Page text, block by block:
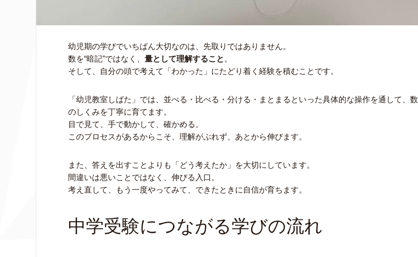
幼児期の学びでいちばん大切なのは、先取りではありません。
数を“暗記”ではなく、 量として理解すること 。
そして、自分の頭で考えて「わかった」にたどり着く経験を積むことです。
「幼児教室しばた」では、並べる・比べる・分ける・まとまるといった具体的な操作を通して、数
のしくみを丁寧に育てます。
目で見て、手で動かして、確かめる。
このプロセスがあるからこそ、理解がぶれず、あとから伸びます。
また、答えを出すことよりも「どう考えたか」を大切にしています。
間違いは悪いことではなく、伸びる入口。
考え直して、もう一度やってみて、できたときに自信が育ちます。
中学受験につながる学びの流れ